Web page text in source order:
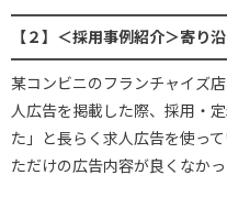
【２】＜採用事例紹介＞寄り
某コンビニのフランチャイズ
人広告を掲載した際、採用・
た」と長らく求人広告を使っ
ただけの広告内容が良くなか